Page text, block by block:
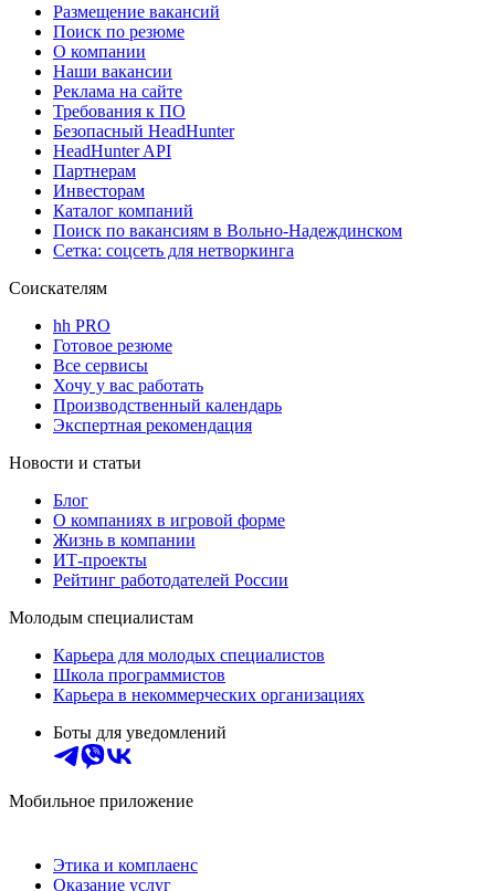
Размещение вакансий
Поиск по резюме
О компании
Наши вакансии
Реклама на сайте
Требования к ПО
Безопасный HeadHunter
HeadHunter API
Партнерам
Инвесторам
Каталог компаний
Поиск по вакансиям в Вольно-Надеждинском
Сетка: соцсеть для нетворкинга
Соискателям
hh PRO
Готовое резюме
Все сервисы
Хочу у вас работать
Производственный календарь
Экспертная рекомендация
Новости и статьи
Блог
О компаниях в игровой форме
Жизнь в компании
ИТ-проекты
Рейтинг работодателей России
Молодым специалистам
Карьера для молодых специалистов
Школа программистов
Карьера в некоммерческих организациях
Боты для уведомлений
Мобильное приложение
Этика и комплаенс
Оказание услуг